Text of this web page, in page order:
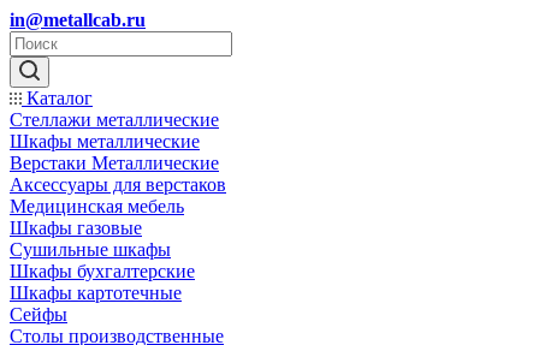
in@metallcab.ru
Каталог
Стеллажи металлические
Шкафы металлические
Верстаки Металлические
Аксессуары для верстаков
Медицинская мебель
Шкафы газовые
Сушильные шкафы
Шкафы бухгалтерские
Шкафы картотечные
Сейфы
Столы производственные